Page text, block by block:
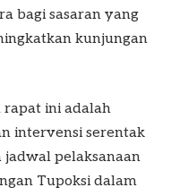
bagi sasaran yang
kunjungan
rapat ini adalah
intervensi serentak
jadwal pelaksanaan
Tupoksi dalam